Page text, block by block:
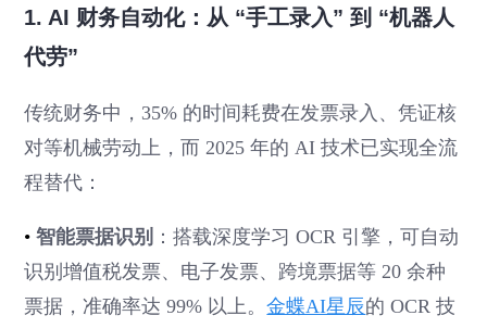
1. AI 财务自动化：从 “手工录入” 到 “机器人
代劳”
传统财务中，35% 的时间耗费在发票录入、凭证核
对等机械劳动上，而 2025 年的 AI 技术已实现全流
程替代：
•智能票据识别 ：搭载深度学习 OCR 引擎，可自动
识别增值税发票、电子发票、跨境票据等 20 余种
票据，准确率达 99% 以上。金蝶AI星辰的 OCR 技